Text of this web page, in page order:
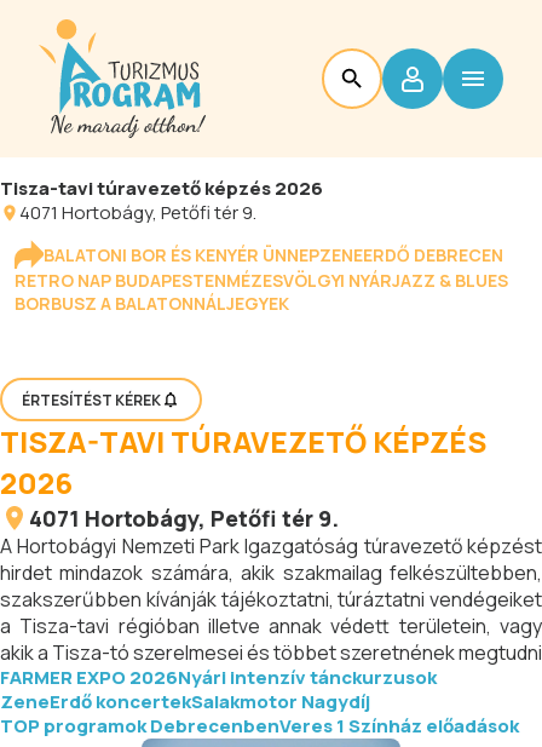
Tisza-tavi túravezető képzés 2026
4071 Hortobágy, Petőfi tér 9.
BALATONI BOR ÉS KENYÉR ÜNNEPZENEERDŐ DEBRECEN
RETRO NAP BUDAPESTENMÉZESVÖLGYI NYÁRJAZZ & BLUES
BORBUSZ A BALATONNÁLJEGYEK
ÉRTESÍTÉST KÉREK
TISZA-TAVI TÚRAVEZETŐ KÉPZÉS
2026
4071 Hortobágy, Petőfi tér 9.
A Hortobágyi Nemzeti Park Igazgatóság túravezető képzést
hirdet mindazok számára, akik szakmailag felkészültebben,
szakszerűbben kívánják tájékoztatni, túráztatni vendégeiket
a Tisza-tavi régióban illetve annak védett területein, vagy
akik a Tisza-tó szerelmesei és többet szeretnének megtudni
annak élővilágáról. A képzés során kiemelt helyet kap a
turisztikai alapismeretek és a természeti értékek
megismertetése elméleti és gyakorlati formában.
FARMER EXPO 2026Nyári intenzív tánckurzusok
ZeneErdő koncertekSalakmotor Nagydíj
TOP programok DebrecenbenVeres 1 Színház előadások